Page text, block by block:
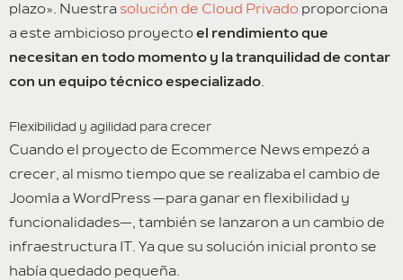
plazo». Nuestra solución de Cloud Privado proporciona
a este ambicioso proyectoel rendimiento que
necesitan en todo momento y la tranquilidad de contar
con un equipo técnico especializado.
Flexibilidad y agilidad para crecer
Cuando el proyecto de Ecommerce News empezó a
crecer, al mismo tiempo que se realizaba el cambio de
Joomla a WordPress —para ganar en flexibilidad y
funcionalidades—, también se lanzaron a un cambio de
infraestructura IT. Ya que su solución inicial pronto se
había quedado pequeña.